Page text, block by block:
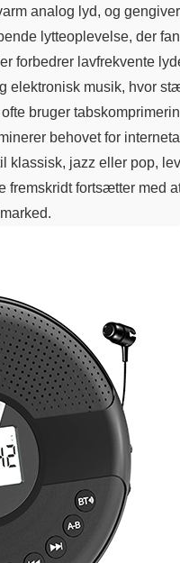
analog lyd, og
lytteoplevelse, der
forbedrer lavfrekvente
elektronisk musik, hvor
bruger
behovet for
klassisk, jazz eller pop,
fremskridt fortsætter med